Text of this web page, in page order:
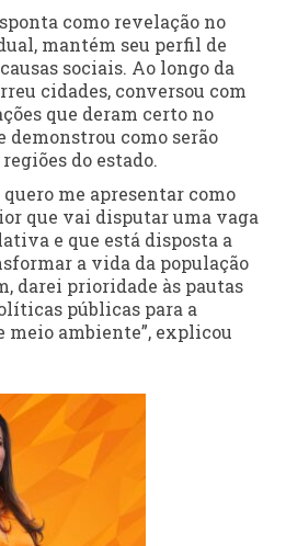
como revelação no
mantém seu perfil de
sociais. Ao longo da
cidades, conversou com
que deram certo no
como serão
do estado.
me apresentar como
que vai disputar uma vaga
e que está disposta a
a vida da população
darei prioridade às pautas
públicas para a
meio ambiente”, explicou